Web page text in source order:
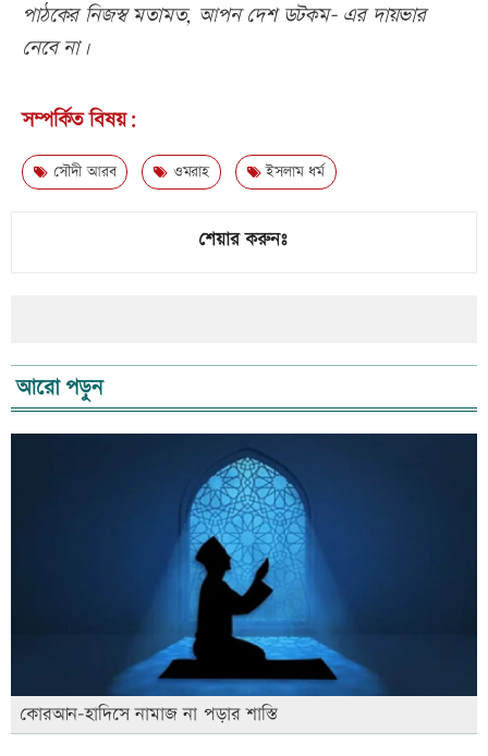
পাঠকের নিজস্ব মতামত, আপন দেশ ডটকম- এর দায়ভার
নেবে না।
সম্পর্কিত বিষয়:
সৌদী আরব ওমরাহ ইসলাম ধর্ম
শেয়ার করুনঃ
আরো পড়ুন
কোরআন-হাদিসে নামাজ না পড়ার শাস্তি